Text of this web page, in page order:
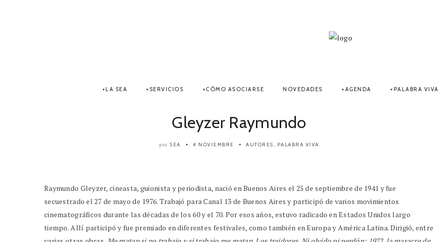
LA SEA SERVICIOS CÓMO ASOCIARSE NOVEDADES AGENDA PALABRA VIVA
Gleyzer Raymundo
por SEA 4 NOVIEMBRE AUTORES , PALABRA VIVA
Raymundo Gleyzer, cineasta, guionista y periodista, nació en Buenos Aires el 25 de septiembre de 1941 y fue
secuestrado el 27 de mayo de 1976. Trabajó para Canal 13 de Buenos Aires y participó de varios movimientos
cinematográficos durante las décadas de los 60 y el 70. Por esos años, estuvo radicado en Estados Unidos largo
tiempo. Allí participó y fue premiado en diferentes festivales, como también en Europa y América Latina. Dirigió, entre